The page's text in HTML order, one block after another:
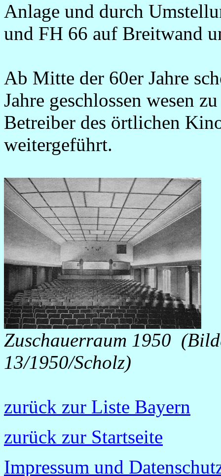
Anlage und durch
und FH 66 auf Breitwand
Ab Mitte der 60er Jahre
Jahre geschlossen wesen
Betreiber des örtlichen
weitergeführt.
Zuschauerraum 1950
13/1950/Scholz)
zurück zur Liste Bayern
zurück zur Startseite
Impressum und